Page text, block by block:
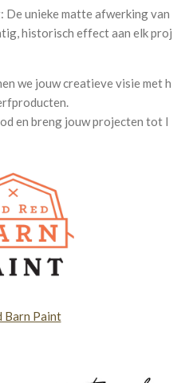
: Deuniekematteafwerkingvan
historisch effectaan elkproj
we jouwcreatievevisiemeth
en breng jouwprojecten tot l
Barn Paint